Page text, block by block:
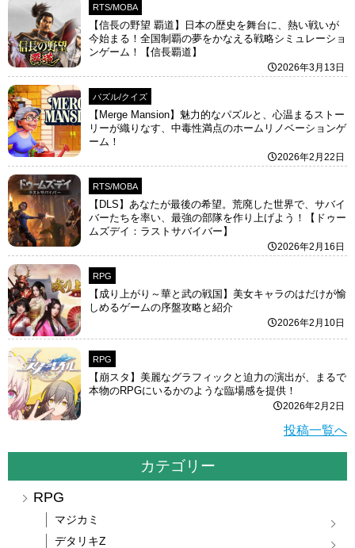
RTS/MOBA
【信長の野望 覇道】日本の歴史を舞台に、熱い戦いが
今始まる！全国制覇の夢をかなえる戦略シミュレーショ
ンゲーム！【信長覇道】
2026年3月13日
パズル/クイズ
【Merge Mansion】魅力的なパズルと、心温まるストー
リーが織りなす、中毒性満点のホームリノベーションゲ
ーム！
2026年2月22日
RTS/MOBA
【DLS】あなたが最後の希望。荒廃した世界で、サバイ
バーたちを率い、最強の部隊を作り上げよう！【ドゥー
ムズデイ：ラストサバイバー】
2026年2月16日
RPG
【成り上がり～華と武の戦国】美女キャラのはだけが愉
しめるゲームの序盤攻略と紹介
2026年2月10日
RPG
【崩スタ】美麗なグラフィックと迫力の演出が、まるで
本物のRPGにいるかのような臨場感を提供！
2026年2月2日
投稿一覧へ
カテゴリー
RPG
マジカミ
デタリキZ